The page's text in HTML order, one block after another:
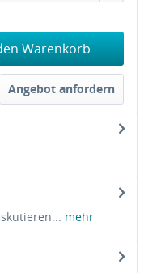
Warenkorb
Angebot anfordern
mehr